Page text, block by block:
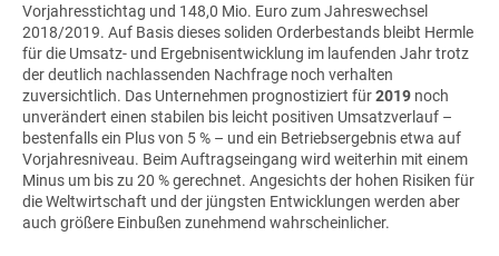
Vorjahresstichtag und 148,0 Mio. Euro zum Jahreswechsel
2018/2019. Auf Basis dieses soliden Orderbestands bleibt Hermle
für die Umsatz- und Ergebnisentwicklung im laufenden Jahr trotz
der deutlich nachlassenden Nachfrage noch verhalten
zuversichtlich. Das Unternehmen prognostiziert für2019 noch
unverändert einen stabilen bis leicht positiven Umsatzverlauf –
bestenfalls ein Plus von 5 % – und ein Betriebsergebnis etwa auf
Vorjahresniveau. Beim Auftragseingang wird weiterhin mit einem
Minus um bis zu 20 % gerechnet. Angesichts der hohen Risiken für
die Weltwirtschaft und der jüngsten Entwicklungen werden aber
auch größere Einbußen zunehmend wahrscheinlicher.